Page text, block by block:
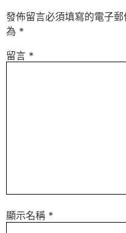
發佈留言必須填寫的電子郵
為 *
留言 *
顯示名稱 *